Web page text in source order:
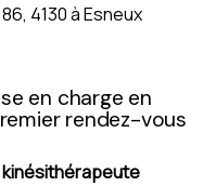
4130 à Esneux
en charge en
rendez-vous
kinésithérapeute